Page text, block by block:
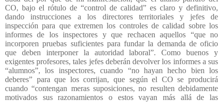
CO, bajo el rótulo de “control de calidad” es claro y definitivo,
dando instrucciones a los directores territoriales y jefes de
inspección para que extremen los controles de calidad sobre los
informes de los inspectores y que rechacen aquellos “que no
incorporen pruebas suficientes para fundar la demanda de oficio
que deben interponer la autoridad laboral”. Como buenos y
exigentes profesores, tales jefes deberán devolver los informes a sus
“alumnos”, los inspectores, cuando “no hayan hecho bien los
deberes” para que los corrijan, que según el CO se producirá
cuando “contengan meras suposiciones, no resulten debidamente
motivados sus razonamientos o estos vayan más allá de las